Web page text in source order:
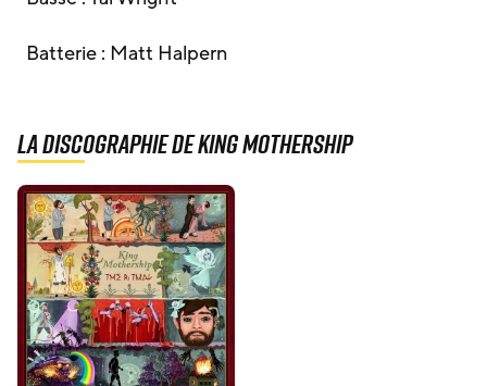
Batterie : Matt Halpern
La discographie de King Mothership